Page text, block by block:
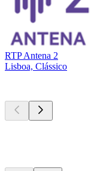
RTP Antena 2
Lisboa, Clássico